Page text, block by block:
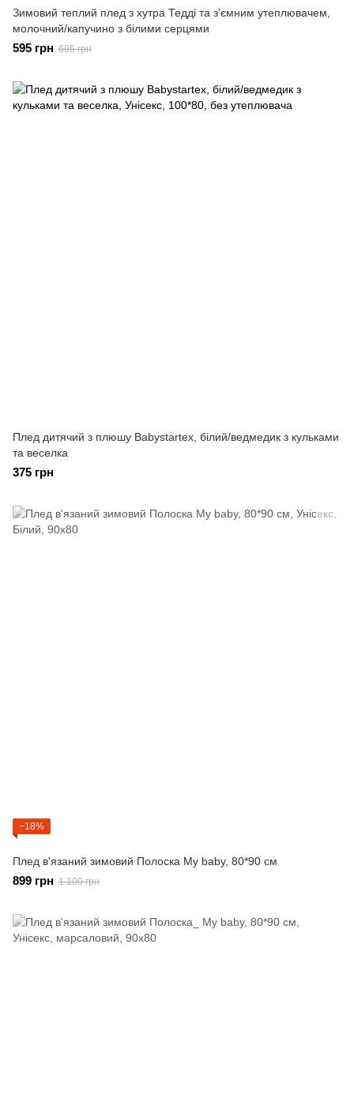
Зимовий теплий плед з хутра Тедді та зʼємним утеплювачем,
молочний/капучино з білими серцями
595 грн 695 грн
Плед дитячий з плюшу Babystartex, білий/ведмедик з кульками
та веселка
375 грн
−18%
Плед в'язаний зимовий Полоска Мy baby, 80*90 см
899 грн 1 100 грн